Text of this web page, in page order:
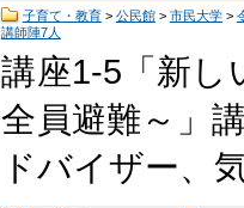
子育て・教育> 公民館> 市民大学>
講師陣7人
講座1-5「新し
全員避難～」
ドバイザー、